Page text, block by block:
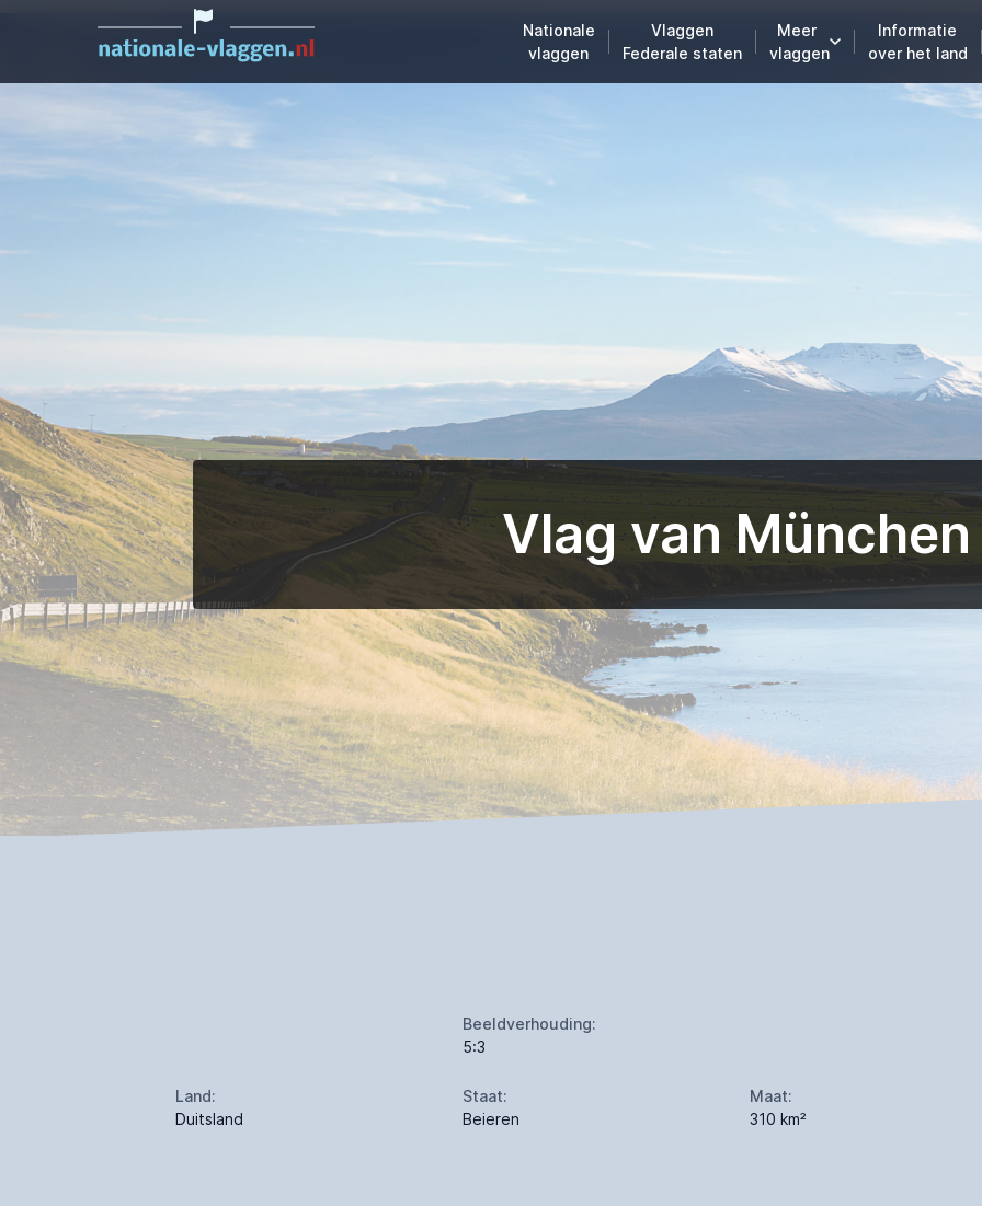
Nationale
vlaggen
Vlaggen
Federale staten
Meer
vlaggen
Informatie
over het land
Vlag van München
Beeldverhouding:
5:3
Land:
Duitsland
Staat:
Beieren
Maat:
310 km²